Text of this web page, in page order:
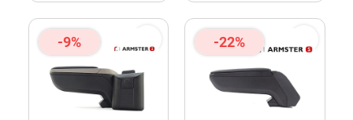
-9% -22%